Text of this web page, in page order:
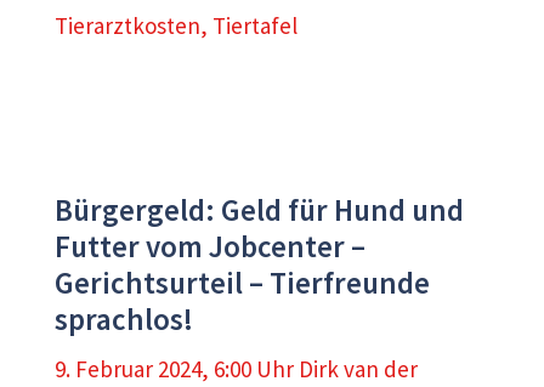
Tierarztkosten, Tiertafel
Bürgergeld: Geld für Hund und
Futter vom Jobcenter –
Gerichtsurteil – Tierfreunde
sprachlos!
9. Februar 2024, 6:00 Uhr Dirk van der